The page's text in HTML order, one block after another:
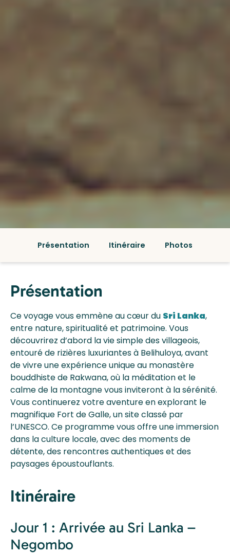
Présentation Itinéraire Photos
Présentation
Ce voyage vous emmène au cœur du Sri Lanka,
entre nature, spiritualité et patrimoine. Vous
découvrirez d’abord la vie simple des villageois,
entouré de rizières luxuriantes à Belihuloya, avant
de vivre une expérience unique au monastère
bouddhiste de Rakwana, où la méditation et le
calme de la montagne vous inviteront à la sérénité.
Vous continuerez votre aventure en explorant le
magnifique Fort de Galle, un site classé par
l’UNESCO. Ce programme vous offre une immersion
dans la culture locale, avec des moments de
détente, des rencontres authentiques et des
paysages époustouflants.
Itinéraire
Jour 1 : Arrivée au Sri Lanka –
Negombo